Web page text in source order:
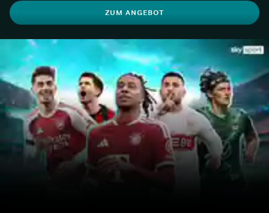
ZUM ANGEBOT